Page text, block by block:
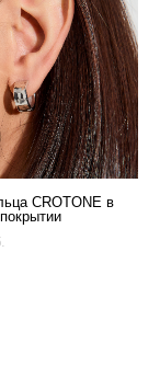
CROTONE в